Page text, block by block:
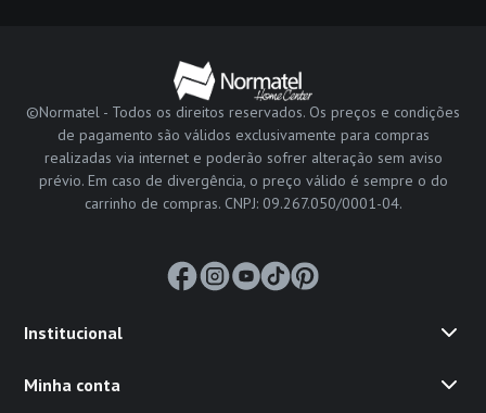
©Normatel - Todos os direitos reservados. Os preços e condições
de pagamento são válidos exclusivamente para compras
realizadas via internet e poderão sofrer alteração sem aviso
prévio. Em caso de divergência, o preço válido é sempre o do
carrinho de compras. CNPJ: 09.267.050/0001-04.
Institucional
Minha conta